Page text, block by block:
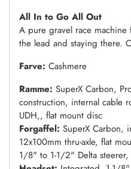
All In to Go All Out
A pure gravel race
the lead and staying there.
Farve: Cashmere
Ramme: SuperX Carbon,
construction, internal cable
UDH,, flat mount disc
Forgaffel: SuperX Carbon,
12x100mm thru-axle, flat
1/8" to 1-1/2" Delta steerer,